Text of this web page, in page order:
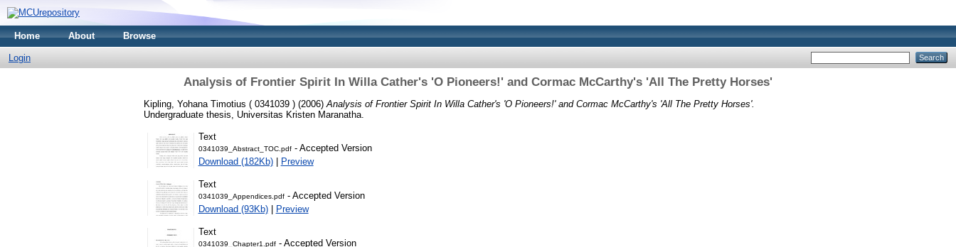
Home About Browse
Login
Analysis of Frontier Spirit In Willa Cather's 'O Pioneers!' and Cormac McCarthy's 'All The Pretty Horses'
Kipling, Yohana Timotius ( 0341039 )(2006) Analysis of Frontier Spirit In Willa Cather's 'O Pioneers!' and Cormac McCarthy's 'All The Pretty Horses'.
Undergraduate thesis, Universitas Kristen Maranatha.
Text
0341039_Abstract_TOC.pdf- Accepted Version
Download (182Kb)| Preview
Text
0341039_Appendices.pdf- Accepted Version
Download (93Kb)| Preview
Text
0341039_Chapter1.pdf- Accepted Version